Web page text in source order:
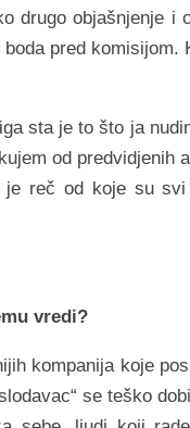
drugo objašnjenje i
pred
sta je to što ja
od
reč od koje su
vredi?
kompanija koje
se teško